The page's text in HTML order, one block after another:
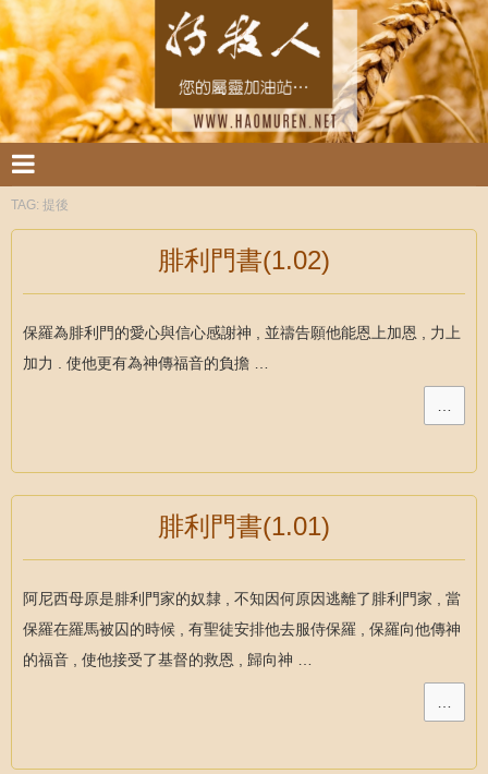
TAG: 提後
腓利門書(1.02)
保羅為腓利門的愛心與信心感謝神 , 並禱告願他能恩上加恩 , 力上
加力 . 使他更有為神傳福音的負擔 …
…
腓利門書(1.01)
阿尼西母原是腓利門家的奴隸 , 不知因何原因逃離了腓利門家 , 當
保羅在羅馬被囚的時候 , 有聖徒安排他去服侍保羅 , 保羅向他傳神
的福音 , 使他接受了基督的救恩 , 歸向神 …
…